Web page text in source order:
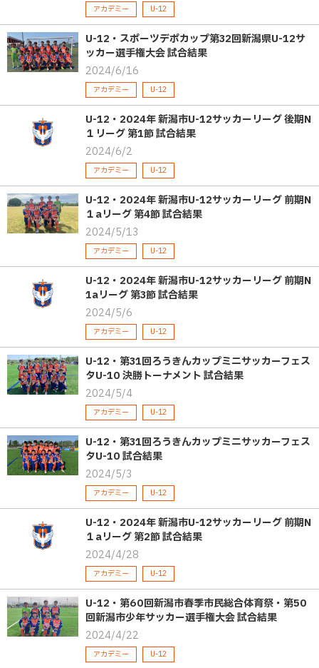
アカデミー U-12
U-12・スポーツデポカップ第32回新潟県U-12サ
ッカー選手権大会 試合結果
2024/6/16
アカデミー U-12
U-12・2024年 新潟市U-12サッカーリーグ 後期N
１リーグ 第1節 試合結果
2024/6/2
アカデミー U-12
U-12・2024年 新潟市U-12サッカーリーグ 前期N
１aリーグ 第4節 試合結果
2024/5/13
アカデミー U-12
U-12・2024年 新潟市U-12サッカーリーグ 前期N
1aリーグ 第3節 試合結果
2024/5/6
アカデミー U-12
U-12・第31回ろうきんカップミニサッカーフェス
タU-10 決勝トーナメント 試合結果
2024/5/4
アカデミー U-12
U-12・第31回ろうきんカップミニサッカーフェス
タU-10 試合結果
2024/5/3
アカデミー U-12
U-12・2024年 新潟市U-12サッカーリーグ 前期N
１aリーグ 第2節 試合結果
2024/4/28
アカデミー U-12
U-12・第60回新潟市春季市民総合体育祭・第50
回新潟市少年サッカー選手権大会 試合結果
2024/4/22
アカデミー U-12